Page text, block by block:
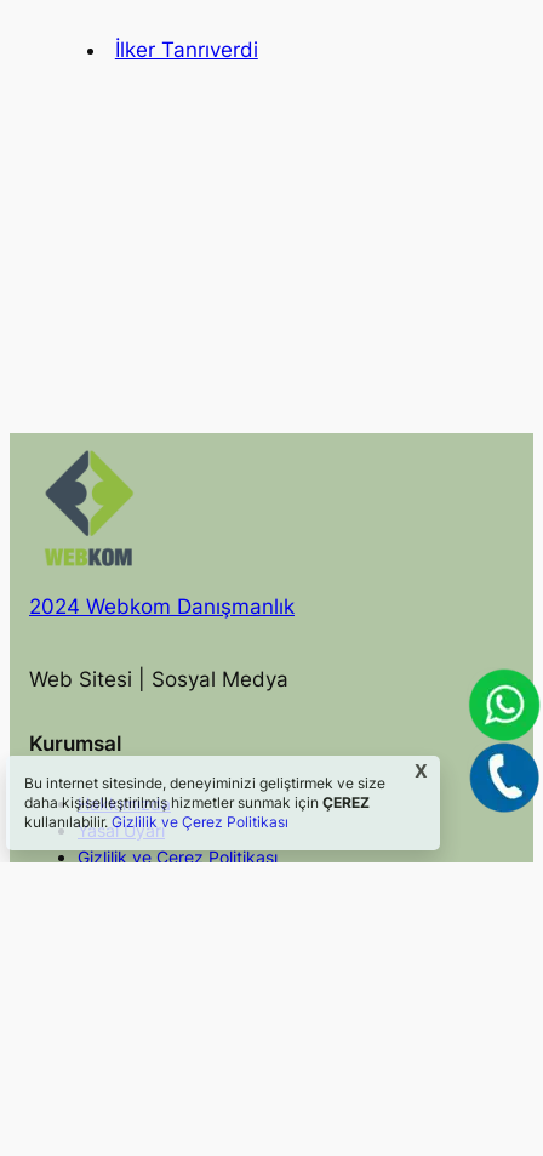
İlker Tanrıverdi
2024 Webkom Danışmanlık
Web Sitesi | Sosyal Medya
Kurumsal
Hakkımızda
Yasal Uyarı
Gizlilik ve Çerez Politikası
Bu internet sitesinde, deneyiminizi geliştirmek ve size
daha kişiselleştirilmiş hizmetler sunmak için ÇEREZ
kullanılabilir. Gizlilik ve Çerez Politikası
X